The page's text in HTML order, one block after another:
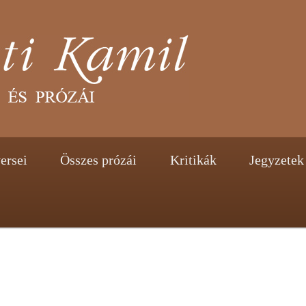
Összes prózái Kritikák Jegyzetek